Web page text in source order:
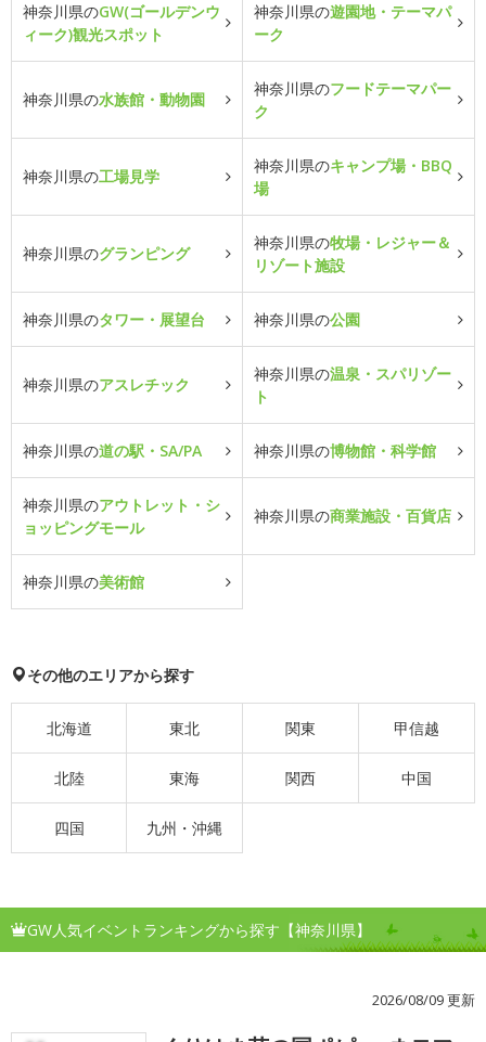
神奈川県のGW(ゴールデンウ
ィーク)観光スポット
神奈川県の遊園地・テーマパ
ーク
神奈川県の水族館・動物園
神奈川県のフードテーマパー
ク
神奈川県の工場見学
神奈川県のキャンプ場・BBQ
場
神奈川県のグランピング
神奈川県の牧場・レジャー＆
リゾート施設
神奈川県のタワー・展望台 神奈川県の公園
神奈川県のアスレチック
神奈川県の温泉・スパリゾー
ト
神奈川県の道の駅・SA/PA 神奈川県の博物館・科学館
神奈川県のアウトレット・シ
ョッピングモール
神奈川県の商業施設・百貨店
神奈川県の美術館
その他のエリアから探す
北海道 東北 関東 甲信越
北陸 東海 関西 中国
四国 九州・沖縄
GW人気イベントランキングから探す【神奈川県】
2026/08/09 更新